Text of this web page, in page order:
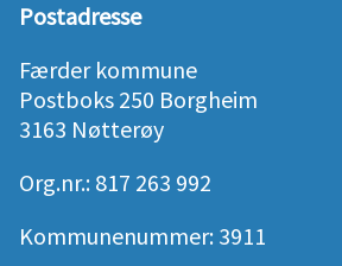
Postadresse
Færder kommune
Postboks 250 Borgheim
3163 Nøtterøy
Org.nr.: 817 263 992
Kommunenummer: 3911